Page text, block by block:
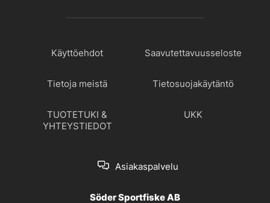
Käyttöehdot Saavutettavuusseloste
Tietoja meistä Tietosuojakäytäntö
TUOTETUKI &
YHTEYSTIEDOT
UKK
Asiakaspalvelu
Söder Sportfiske AB